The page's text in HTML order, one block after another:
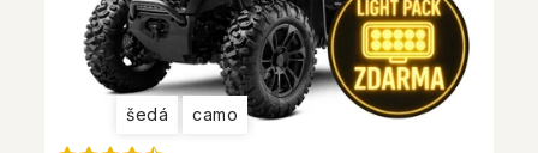
šedá camo